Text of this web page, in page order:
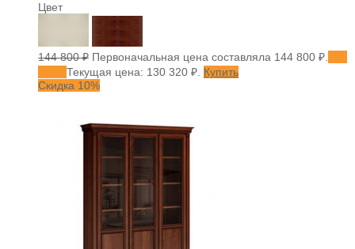
Цвет
144 800₽ Первоначальная цена составляла 144 800 ₽.
Текущая цена: 130 320 ₽. Купить
Скидка 10%